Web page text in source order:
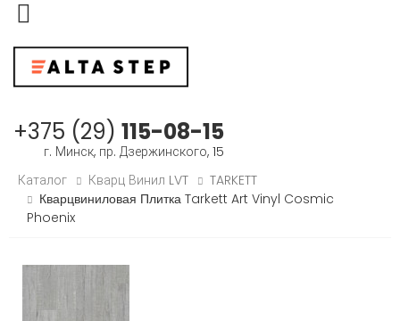
Меню
+375 (29) 115-08-15
г. Минск, пр. Дзержинского, 15
Каталог
Кварц Винил LVT
TARKETT
Кварцвиниловая Плитка Tarkett Art Vinyl Cosmic
Phoenix